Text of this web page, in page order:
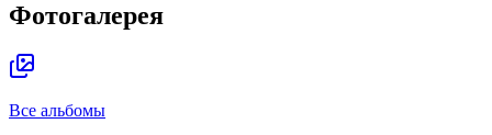
Фотогалерея
Все альбомы